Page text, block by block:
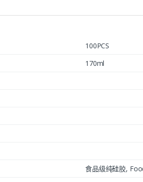
100PCS
170ml
食品级纯硅胶,